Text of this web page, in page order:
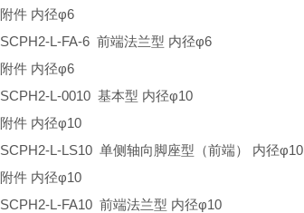
附件 内径φ6
SCPH2-L-FA-6 前端法兰型 内径φ6
附件 内径φ6
SCPH2-L-0010 基本型 内径φ10
附件 内径φ10
SCPH2-L-LS10 单侧轴向脚座型（前端） 内径φ10
附件 内径φ10
SCPH2-L-FA10 前端法兰型 内径φ10